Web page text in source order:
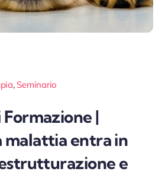
, Seminario
|
malattia entra in
e